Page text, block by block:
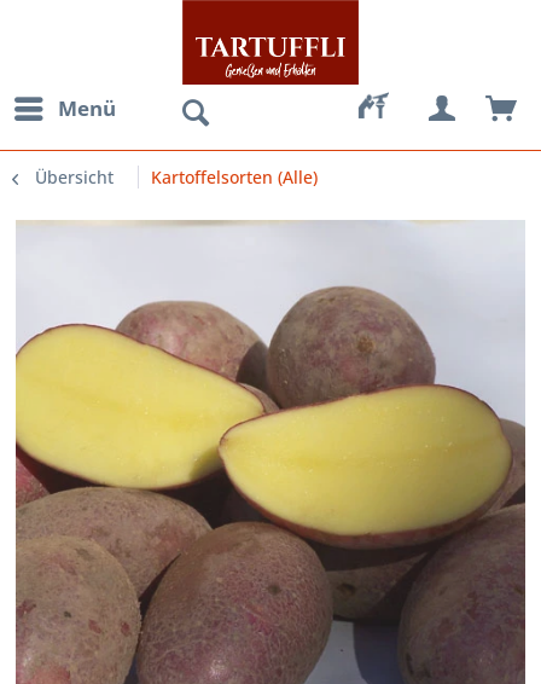
Menü
Übersicht Kartoffelsorten (Alle)